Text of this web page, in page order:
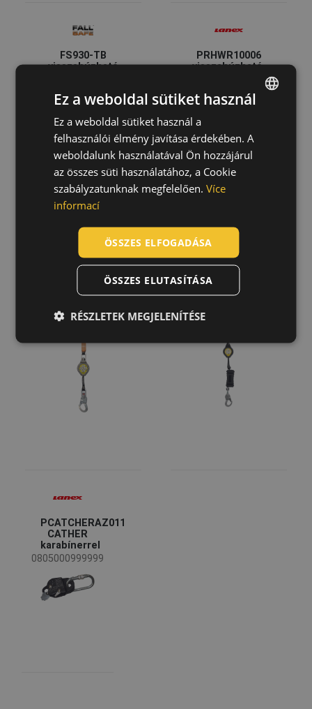
FS930-TB
visszahúzható
0803002799999
PRHWR10006
visszahúzható
0803000699999
PRHWR025 MINI
2,45m
0803001199999
Retract.type fall
PCATCHERAZ011
CATHER
karabínerrel
0805000999999
CZECH
HUNGARIAN
SLOVAK
GERMAN
FRENCH
Ez a weboldal sütiket használ
Ez a weboldal sütiket használ a
felhasználói élmény javítása érdekében. A
weboldalunk használatával Ön hozzájárul
az összes süti használatához, a Cookie
szabályzatunknak megfelelően. Více
informací
ÖSSZES ELFOGADÁSA
ÖSSZES ELUTASÍTÁSA
RÉSZLETEK MEGJELENÍTÉSE